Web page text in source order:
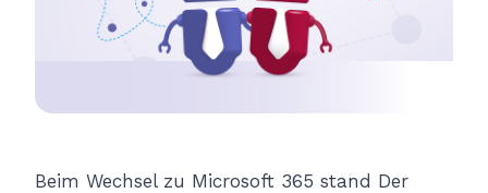
Beim Wechsel zu Microsoft 365 stand Der